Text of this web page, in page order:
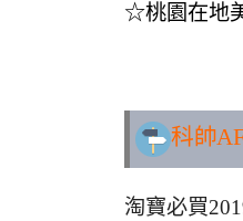
☆桃園在地
科帥
淘寶必買